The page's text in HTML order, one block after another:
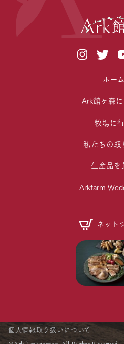
ホーム
Ark館ヶ森
牧場に
私たちの取
生産品を
Arkfarm
ネット
個人情報取り扱いについて